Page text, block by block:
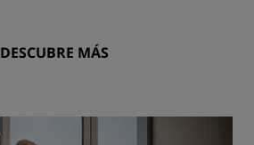
DESCUBRE MÁS